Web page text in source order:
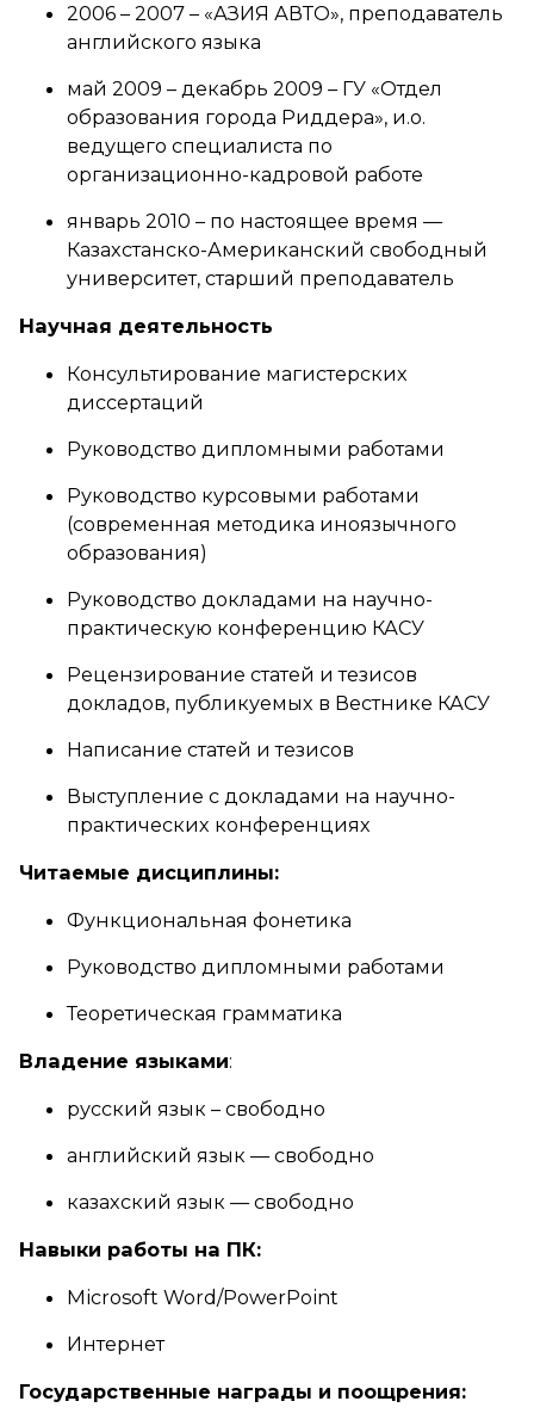
2006 – 2007 – «АЗИЯ АВТО», преподаватель
английского языка
май 2009 – декабрь 2009 – ГУ «Отдел
образования города Риддера», и.о.
ведущего специалиста по
организационно-кадровой работе
январь 2010 – по настоящее время —
Казахстанско-Американский свободный
университет, старший преподаватель
Научная деятельность
Консультирование магистерских
диссертаций
Руководство дипломными работами
Руководство курсовыми работами
(современная методика иноязычного
образования)
Руководство докладами на научно-
практическую конференцию КАСУ
Рецензирование статей и тезисов
докладов, публикуемых в Вестнике КАСУ
Написание статей и тезисов
Выступление с докладами на научно-
практических конференциях
Читаемые дисциплины:
Функциональная фонетика
Руководство дипломными работами
Теоретическая грамматика
Владение языками:
русский язык – свободно
английский язык — свободно
казахский язык — свободно
Навыки работы на ПК:
Microsoft Word/PowerPoint
Интернет
Государственные награды и поощрения: